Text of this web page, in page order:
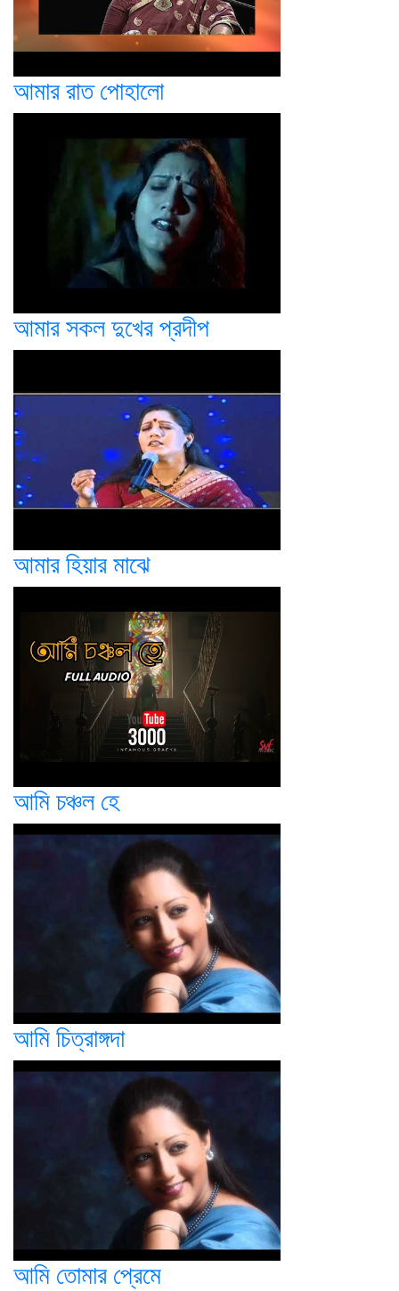
আমার রাত পোহালো
আমার সকল দুখের প্রদীপ
আমার হিয়ার মাঝে
আমি চঞ্চল হে
আমি চিত্রাঙ্গদা
আমি তোমার প্রেমে